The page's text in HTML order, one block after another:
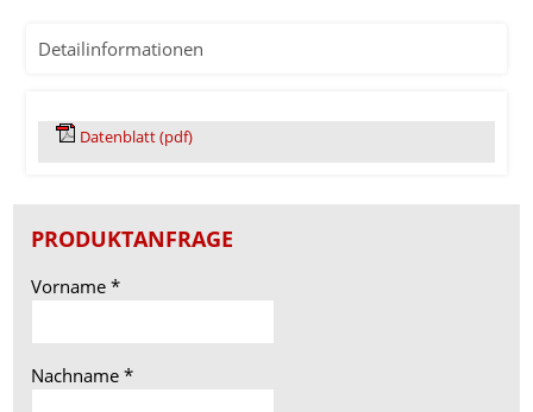
Detailinformationen
Datenblatt (pdf)
PRODUKTANFRAGE
Vorname*
Nachname*